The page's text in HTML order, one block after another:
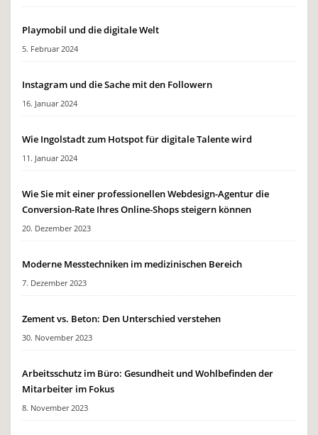
Playmobil und die digitale Welt
5. Februar 2024
Instagram und die Sache mit den Followern
16. Januar 2024
Wie Ingolstadt zum Hotspot für digitale Talente wird
11. Januar 2024
Wie Sie mit einer professionellen Webdesign-Agentur die
Conversion-Rate Ihres Online-Shops steigern können
20. Dezember 2023
Moderne Messtechniken im medizinischen Bereich
7. Dezember 2023
Zement vs. Beton: Den Unterschied verstehen
30. November 2023
Arbeitsschutz im Büro: Gesundheit und Wohlbefinden der
Mitarbeiter im Fokus
8. November 2023